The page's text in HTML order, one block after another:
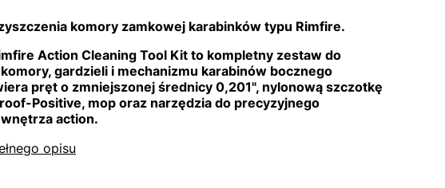
komory zamkowej karabinków typu Rimfire.
Action Cleaning Tool Kit to kompletny zestaw do
gardzieli i mechanizmu karabinów bocznego
pręt o zmniejszonej średnicy 0,201", nylonową szczotkę
Positive, mop oraz narzędzia do precyzyjnego
action.
opisu